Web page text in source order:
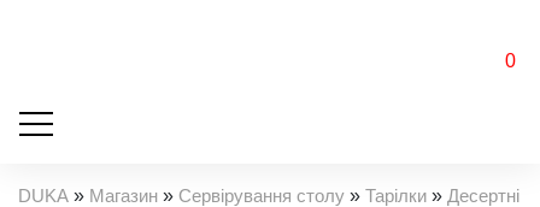
0
DUKA » Магазин » Сервірування столу » Тарілки » Десертні